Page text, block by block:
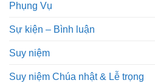
Phụng Vụ
Sự kiện – Bình luận
Suy niệm
Suy niệm Chúa nhật & Lễ trọng